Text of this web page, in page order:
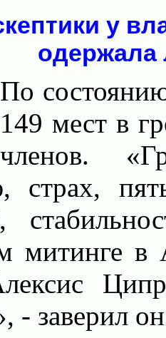
у
одержала
По
149 мест в
членов.
страх,
митинге в
- заверил